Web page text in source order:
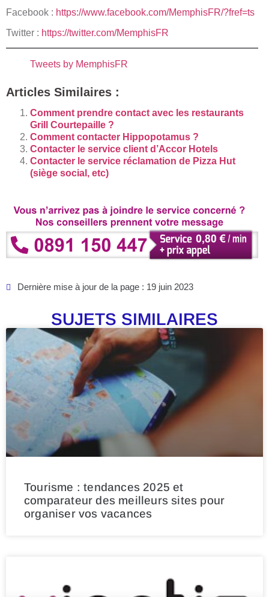
Facebook : https://www.facebook.com/MemphisFR/?fref=ts
Twitter : https://twitter.com/MemphisFR
Tweets by MemphisFR
Articles Similaires :
Comment prendre contact avec les restaurants
Grill Courtepaille ?
Comment contacter Hippopotamus ?
Contacter le service client d’Accor Hotels
Contacter le service réclamation de Pizza Hut
(siège social, etc)
Dernière mise à jour de la page : 19 juin 2023
SUJETS SIMILAIRES
Tourisme : tendances 2025 et
comparateur des meilleurs sites pour
organiser vos vacances